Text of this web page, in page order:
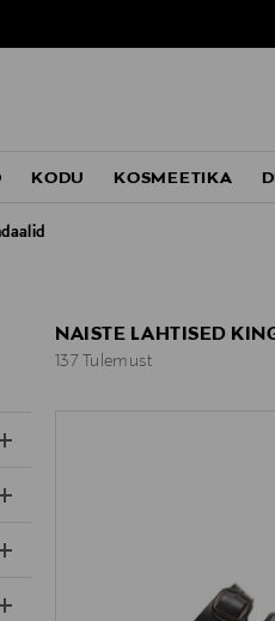
KODU KOSMEETIKA
NAISTE LAHTISED
137 Tulemust